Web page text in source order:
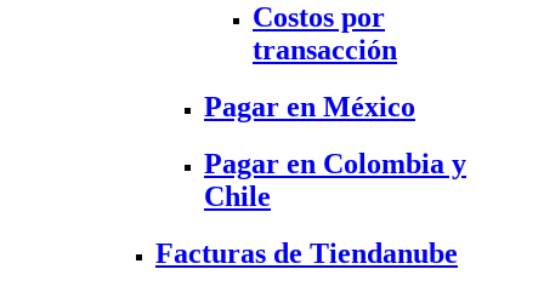
Costos por
transacción
Pagar en México
Pagar en Colombia y
Chile
Facturas de Tiendanube